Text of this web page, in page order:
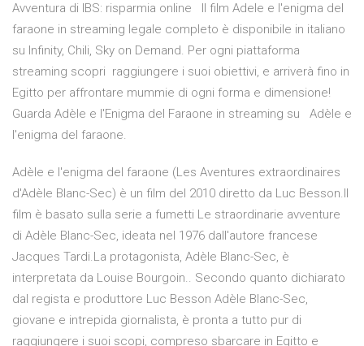
Avventura di IBS: risparmia online Il film Adele e l'enigma del
faraone in streaming legale completo è disponibile in italiano
su Infinity, Chili, Sky on Demand. Per ogni piattaforma
streaming scopri raggiungere i suoi obiettivi, e arriverà fino in
Egitto per affrontare mummie di ogni forma e dimensione!
Guarda Adèle e l'Enigma del Faraone in streaming su Adèle e
l'enigma del faraone.
Adèle e l'enigma del faraone (Les Aventures extraordinaires
d'Adèle Blanc-Sec) è un film del 2010 diretto da Luc Besson.Il
film è basato sulla serie a fumetti Le straordinarie avventure
di Adèle Blanc-Sec, ideata nel 1976 dall'autore francese
Jacques Tardi.La protagonista, Adèle Blanc-Sec, è
interpretata da Louise Bourgoin.. Secondo quanto dichiarato
dal regista e produttore Luc Besson Adèle Blanc-Sec,
giovane e intrepida giornalista, è pronta a tutto pur di
raggiungere i suoi scopi, compreso sbarcare in Egitto e